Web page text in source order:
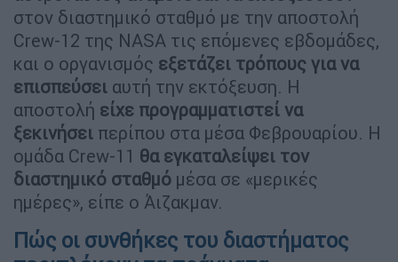
στον διαστημικό σταθμό με την αποστολή
Crew-12 της NASA τις επόμενες εβδομάδες,
και ο οργανισμός εξετάζει τρόπους για να
επισπεύσει αυτή την εκτόξευση. Η
αποστολή είχε προγραμματιστεί να
ξεκινήσει περίπου στα μέσα Φεβρουαρίου. Η
ομάδα Crew-11 θα εγκαταλείψει τον
διαστημικό σταθμό μέσα σε «μερικές
ημέρες», είπε ο Άιζακμαν.
Πώς οι συνθήκες του διαστήματος